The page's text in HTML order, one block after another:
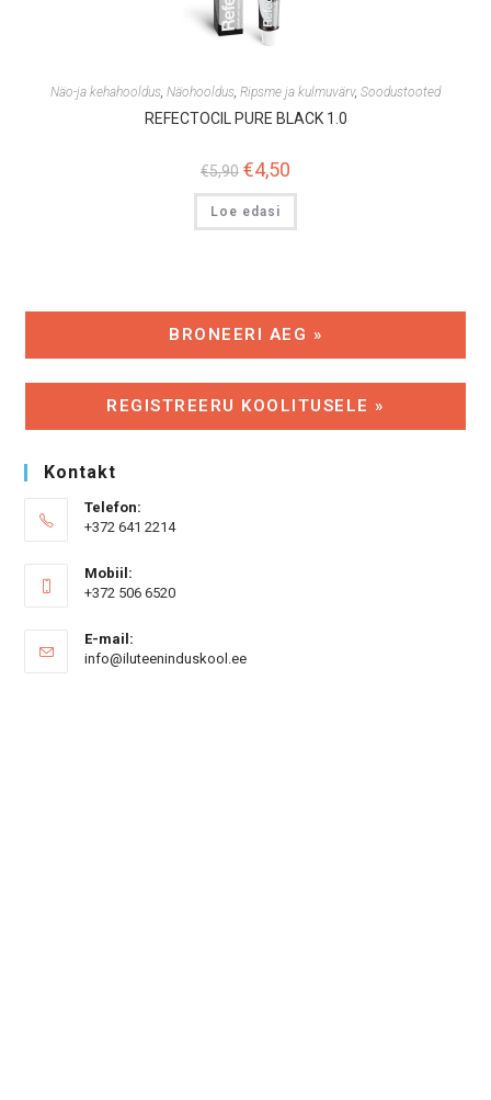
Näo-ja kehahooldus, Näohooldus, Rips­me ja kul­mu­värv, Soodustooted
REFECTOCIL PURE BLACK 1.0
€5,90 Algne
hind
oli:
€5,90.
€4,50
on:
Loe edasi
BRONEERI AEG »
REGISTREERU KOOLITUSELE »
Kontakt
Telefon:
+372 641 2214
Mobiil:
+372 506 6520
E-mail:
info@iluteeninduskool.eeOpens